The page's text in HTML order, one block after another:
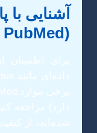
آشنایی با
(ISI, Scopus, PubMed)
برای اطمینان
دارد) مراجعه
شده‌اند، از